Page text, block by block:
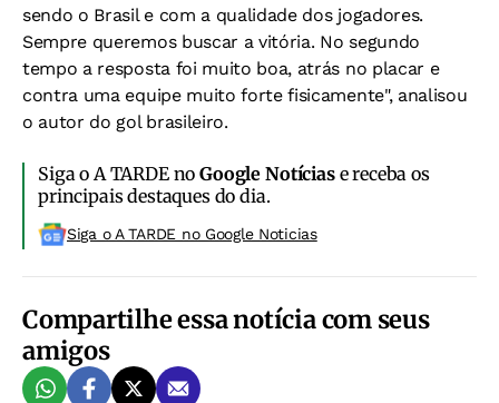
sendo o Brasil e com a qualidade dos jogadores.
Sempre queremos buscar a vitória. No segundo
tempo a resposta foi muito boa, atrás no placar e
contra uma equipe muito forte fisicamente", analisou
o autor do gol brasileiro.
Siga o A TARDE noGoogle Notíciase receba os
principais destaques do dia.
Siga o A TARDE no Google Noticias
Compartilhe essa notícia com seus
amigos